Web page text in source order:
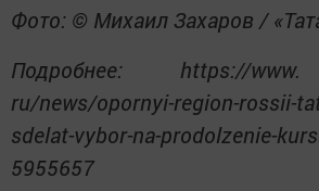
Фото: © Михаил Захаров /
Подробнее: https://
ru/news/opornyi-region-rossii-
sdelat-vybor-na-prodolzenie-
5955657